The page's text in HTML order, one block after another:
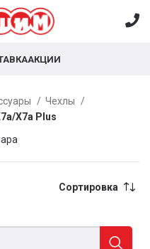
АКЦИИ
Чехлы
X7a Plus
Сортировка